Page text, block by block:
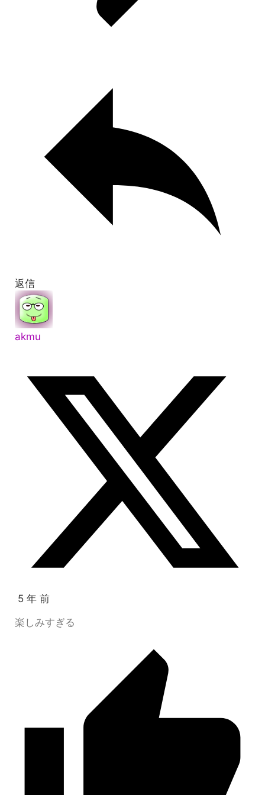
返信
akmu
5 年 前
楽しみすぎる